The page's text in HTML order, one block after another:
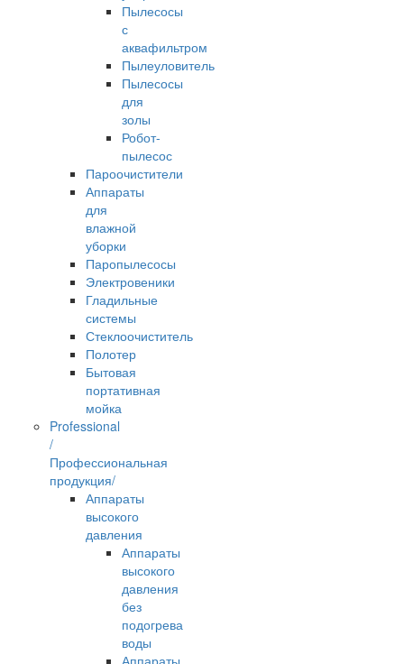
Пылесосы
с
аквафильтром
Пылеуловитель
Пылесосы
для
золы
Робот-
пылесос
Пароочистители
Аппараты
для
влажной
уборки
Паропылесосы
Электровеники
Гладильные
системы
Стеклоочиститель
Полотер
Бытовая
портативная
мойка
Professional
/
Профессиональная
продукция/
Аппараты
высокого
давления
Аппараты
высокого
давления
без
подогрева
воды